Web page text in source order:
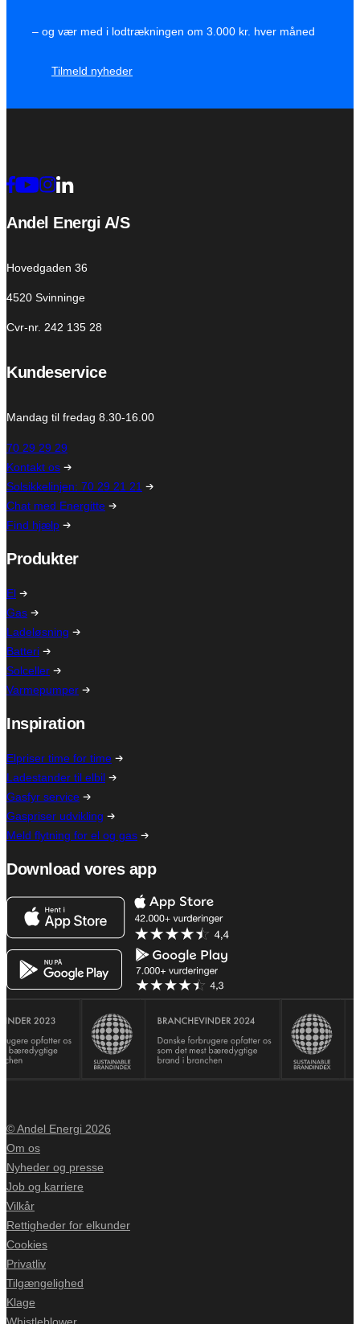
– og vær med i lodtrækningen om 3.000 kr. hver måned
Tilmeld nyheder
Andel Energi A/S
Hovedgaden 36
4520 Svinninge
Cvr-nr. 242 135 28
Kundeservice
Mandag til fredag 8.30-16.00
70 29 29 29
Kontakt os
Solsikkelinjen: 70 29 21 21
Chat med Energitte
Find hjælp
Produkter
El
Gas
Ladeløsning
Batteri
Solceller
Varmepumper
Inspiration
Elpriser time for time
Ladestander til elbil
Gasfyr service
Gaspriser udvikling
Meld flytning for el og gas
Download vores app
© Andel Energi 2026
Om os
Nyheder og presse
Job og karriere
Vilkår
Rettigheder for elkunder
Cookies
Privatliv
Tilgængelighed
Klage